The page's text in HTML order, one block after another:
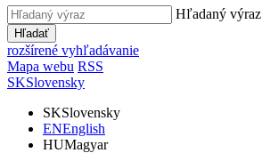
Hľadaný výraz
Hľadať
rozšírené vyhľadávanie
Mapa webu RSS
SKSlovensky
SKSlovensky
ENEnglish
HUMagyar